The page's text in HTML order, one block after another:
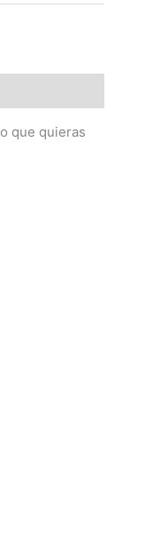
que quieras